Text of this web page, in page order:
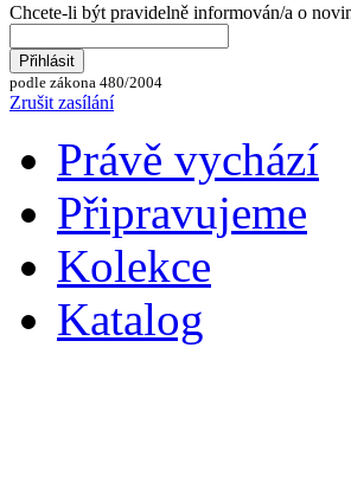
Chcete-li být pravidelně informován/a o
podle zákona 480/2004
Zrušit zasílání
Právě vychází
Připravujeme
Kolekce
Katalog